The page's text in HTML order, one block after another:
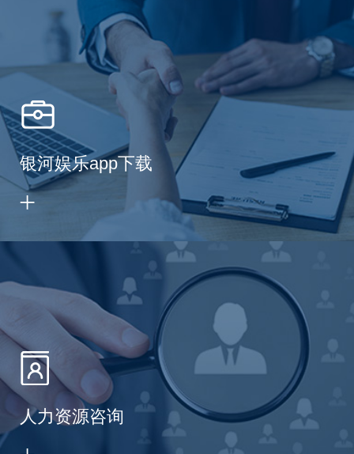
银河娱乐app下载
人力资源咨询